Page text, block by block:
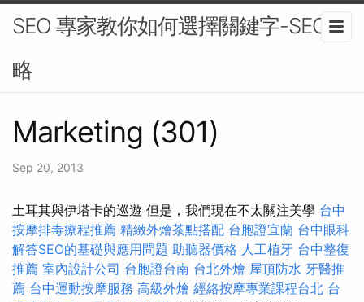
SEO 專家教你如何選擇關鍵字-SEO策
略
Marketing (301)
Sep 20, 2013
土耳其與伊塔卡的巡遊 但是，我們現在不太關注美學 台中
按摩排毒療程推薦 精緻外燴茶點搭配 台胞證宜蘭 台中眼科
解答SEO的基礎與應用問題 助聽器價格 人工植牙 台中整復
推薦 室內設計公司 台胞證台南 台北外燴 屋頂防水 牙醫推
薦 台中運動按摩服務 高級外燴 經絡按摩專業課程台北 台